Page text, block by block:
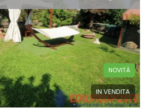
IN VENDITA
NOVITÀ